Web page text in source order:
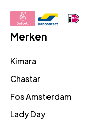
Merken
Kimara
Chastar
Fos Amsterdam
Lady Day